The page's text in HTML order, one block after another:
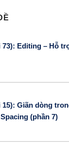
Editing – Hỗ
Giãn dòng
(phần 7)